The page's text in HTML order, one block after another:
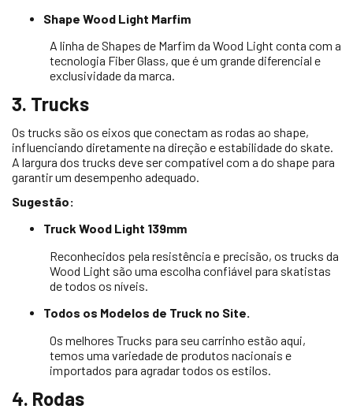
Shape Wood Light Marfim
A linha de Shapes de Marfim da Wood Light conta com a
tecnologia Fiber Glass, que é um grande diferencial e
exclusividade da marca.
3. Trucks
Os trucks são os eixos que conectam as rodas ao shape,
influenciando diretamente na direção e estabilidade do skate.
A largura dos trucks deve ser compatível com a do shape para
garantir um desempenho adequado.
Sugestão:
Truck Wood Light 139mm
Reconhecidos pela resistência e precisão, os trucks da
Wood Light são uma escolha confiável para skatistas
de todos os níveis.
Todos os Modelos de Truck no Site.
Os melhores Trucks para seu carrinho estão aqui,
temos uma variedade de produtos nacionais e
importados para agradar todos os estilos.
4. Rodas